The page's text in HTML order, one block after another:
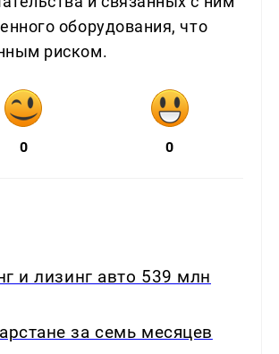
оборудования, что
риском.
0 0
и лизинг авто 539 млн
за семь месяцев